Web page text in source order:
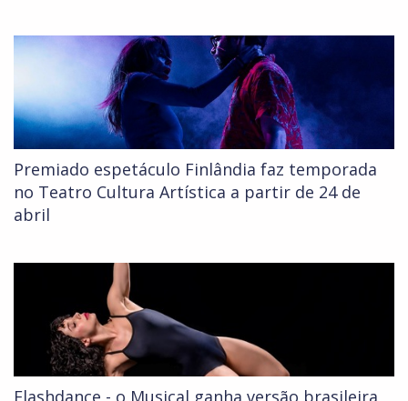
Premiado espetáculo Finlândia faz temporada
no Teatro Cultura Artística a partir de 24 de
abril
Flashdance - o Musical ganha versão brasileira